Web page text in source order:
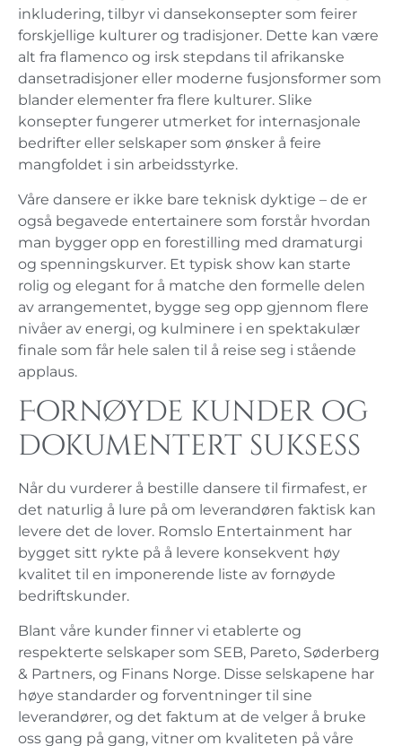
inkludering, tilbyr vi dansekonsepter som feirer
forskjellige kulturer og tradisjoner. Dette kan være
alt fra flamenco og irsk stepdans til afrikanske
dansetradisjoner eller moderne fusjonsformer som
blander elementer fra flere kulturer. Slike
konsepter fungerer utmerket for internasjonale
bedrifter eller selskaper som ønsker å feire
mangfoldet i sin arbeidsstyrke.
Våre dansere er ikke bare teknisk dyktige – de er
også begavede entertainere som forstår hvordan
man bygger opp en forestilling med dramaturgi
og spenningskurver. Et typisk show kan starte
rolig og elegant for å matche den formelle delen
av arrangementet, bygge seg opp gjennom flere
nivåer av energi, og kulminere i en spektakulær
finale som får hele salen til å reise seg i stående
applaus.
Fornøyde kunder og
dokumentert suksess
Når du vurderer å bestille dansere til firmafest, er
det naturlig å lure på om leverandøren faktisk kan
levere det de lover. Romslo Entertainment har
bygget sitt rykte på å levere konsekvent høy
kvalitet til en imponerende liste av fornøyde
bedriftskunder.
Blant våre kunder finner vi etablerte og
respekterte selskaper som SEB, Pareto, Søderberg
& Partners, og Finans Norge. Disse selskapene har
høye standarder og forventninger til sine
leverandører, og det faktum at de velger å bruke
oss gang på gang, vitner om kvaliteten på våre